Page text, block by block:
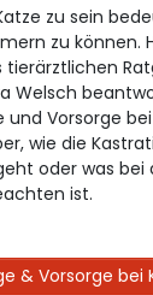
zu sein
zu können.
Welsch
Vorsorge
wie die
oder was bei
ist.
& Vorsorge bei